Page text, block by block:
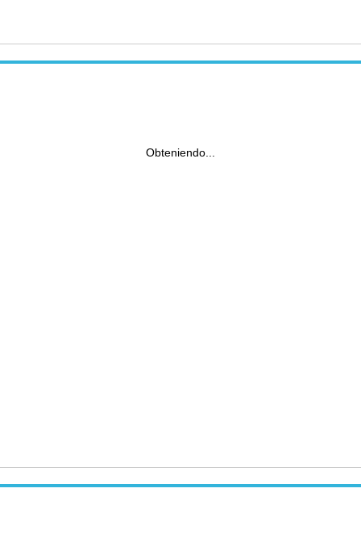
Obteniendo...